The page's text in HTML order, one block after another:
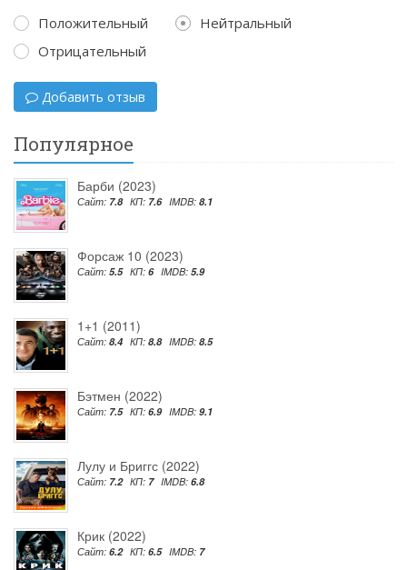
Положительный
Нейтральный
Отрицательный
Добавить отзыв
Популярное
Барби (2023)
Сайт: 7.8 КП: 7.6 IMDB: 8.1
Форсаж 10 (2023)
Сайт: 5.5 КП: 6 IMDB: 5.9
1+1 (2011)
Сайт: 8.4 КП: 8.8 IMDB: 8.5
Бэтмен (2022)
Сайт: 7.5 КП: 6.9 IMDB: 9.1
Лулу и Бриггс (2022)
Сайт: 7.2 КП: 7 IMDB: 6.8
Крик (2022)
Сайт: 6.2 КП: 6.5 IMDB: 7